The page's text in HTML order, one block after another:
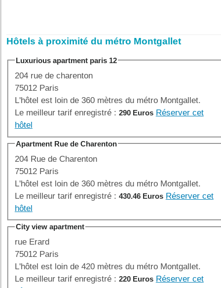
Hôtels à proximité du métro Montgallet
Luxurious apartment paris 12
204 rue de charenton
75012 Paris
L'hôtel est loin de 360 mètres du métro Montgallet.
Le meilleur tarif enregistré : 290 Euros Réserver cet
hôtel
Apartment Rue de Charenton
204 Rue de Charenton
75012 Paris
L'hôtel est loin de 360 mètres du métro Montgallet.
Le meilleur tarif enregistré : 430.46 Euros Réserver cet
hôtel
City view apartment
rue Erard
75012 Paris
L'hôtel est loin de 420 mètres du métro Montgallet.
Le meilleur tarif enregistré : 220 Euros Réserver cet